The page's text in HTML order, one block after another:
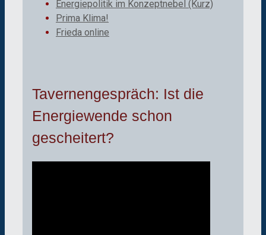
Energiepolitik im Konzeptnebel (Kurz)
Prima Klima!
Frieda online
Tavernengespräch: Ist die
Energiewende schon
gescheitert?